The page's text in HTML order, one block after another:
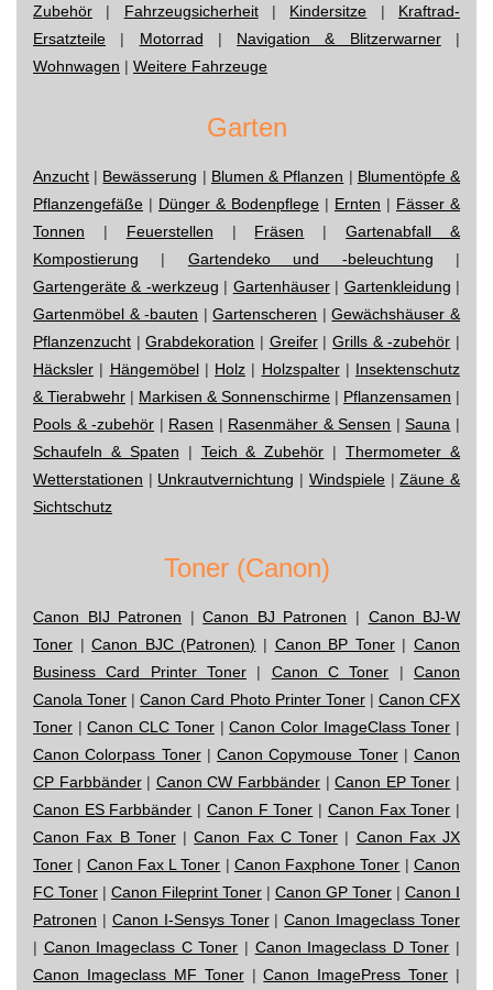
Zubehör | Fahrzeugsicherheit| Kindersitze | Kraftrad-
Ersatzteile | Motorrad | Navigation & Blitzerwarner|
Wohnwagen | Weitere Fahrzeuge
Garten
Anzucht | Bewässerung | Blumen & Pflanzen | Blumentöpfe &
Pflanzengefäße | Dünger & Bodenpflege | Ernten | Fässer &
Tonnen | Feuerstellen | Fräsen |Gartenabfall &
Kompostierung | Gartendeko und -beleuchtung |
Gartengeräte & -werkzeug | Gartenhäuser| Gartenkleidung |
Gartenmöbel & -bauten |Gartenscheren |Gewächshäuser &
Pflanzenzucht |Grabdekoration | Greifer|Grills & -zubehör |
Häcksler | Hängemöbel| Holz | Holzspalter| Insektenschutz
& Tierabwehr | Markisen & Sonnenschirme | Pflanzensamen |
Pools & -zubehör | Rasen | Rasenmäher & Sensen |Sauna |
Schaufeln & Spaten | Teich & Zubehör |Thermometer &
Wetterstationen | Unkrautvernichtung | Windspiele|Zäune &
Sichtschutz
Toner (Canon)
Canon BIJ Patronen |Canon BJ Patronen | Canon BJ-W
Toner |Canon BJC (Patronen) | Canon BP Toner|Canon
Business Card Printer Toner | Canon C Toner |Canon
Canola Toner |Canon Card Photo Printer Toner| Canon CFX
Toner |Canon CLC Toner|Canon Color ImageClass Toner |
Canon Colorpass Toner| Canon Copymouse Toner| Canon
CP Farbbänder| Canon CW Farbbänder |Canon EP Toner |
Canon ES Farbbänder | Canon F Toner | Canon Fax Toner |
Canon Fax B Toner|Canon Fax C Toner | Canon Fax JX
Toner | Canon Fax L Toner | Canon Faxphone Toner |Canon
FC Toner | Canon Fileprint Toner | Canon GP Toner | Canon I
Patronen | Canon I-Sensys Toner|Canon Imageclass Toner
| Canon Imageclass C Toner | Canon Imageclass D Toner |
Canon Imageclass MF Toner|Canon ImagePress Toner |